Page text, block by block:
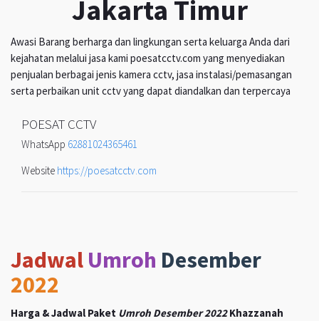
Jakarta Timur
Awasi Barang berharga dan lingkungan serta keluarga Anda dari
kejahatan melalui jasa kami poesatcctv.com yang menyediakan
penjualan berbagai jenis kamera cctv, jasa instalasi/pemasangan
serta perbaikan unit cctv yang dapat diandalkan dan terpercaya
POESAT CCTV
WhatsApp 62881024365461
Website https://poesatcctv.com
Jadwal Umroh Desember
2022
Harga & Jadwal Paket Umroh Desember 2022Khazzanah